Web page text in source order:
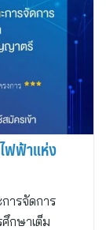
ฟฟ้าแห่ง
ารจัดการ
กษาเต็ม